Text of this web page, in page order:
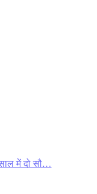
में दो सौ…